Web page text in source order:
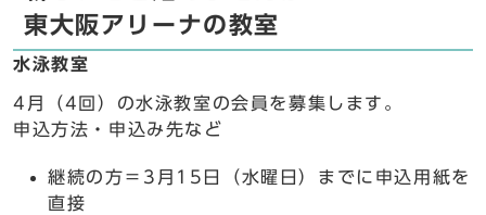
東大阪アリーナの教室
水泳教室
4月（4回）の水泳教室の会員を募集します。
申込方法・申込み先など
継続の方＝3月15日（水曜日）までに申込用紙を
直接